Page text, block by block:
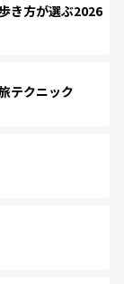
き方が選ぶ2026
テクニック